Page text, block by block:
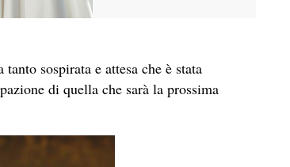
tanto sospirata e attesa che è stata
di quella che sarà la prossima